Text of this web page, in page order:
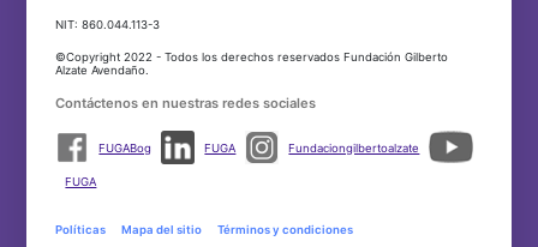
NIT: 860.044.113-3
©Copyright 2022 - Todos los derechos reservados Fundación Gilberto
Alzate Avendaño.
Contáctenos en nuestras redes sociales
FUGABog FUGA Fundaciongilbertoalzate
FUGA
Políticas Mapa del sitio Términos y condiciones